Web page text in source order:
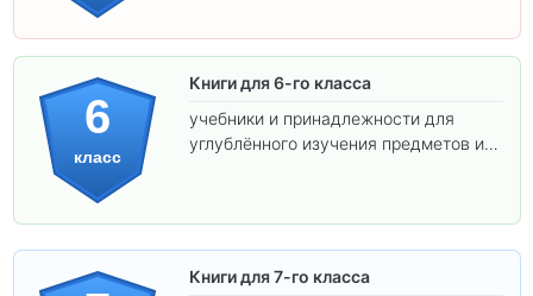
6
класс
Книги для 6-го класса
учебники и принадлежности для
углублённого изучения предметов и
Книги для 7-го класса